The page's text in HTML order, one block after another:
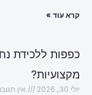
קרא עוד »
כפפות ללכידת
מקצועיות?
יולי 30, 2026 אין